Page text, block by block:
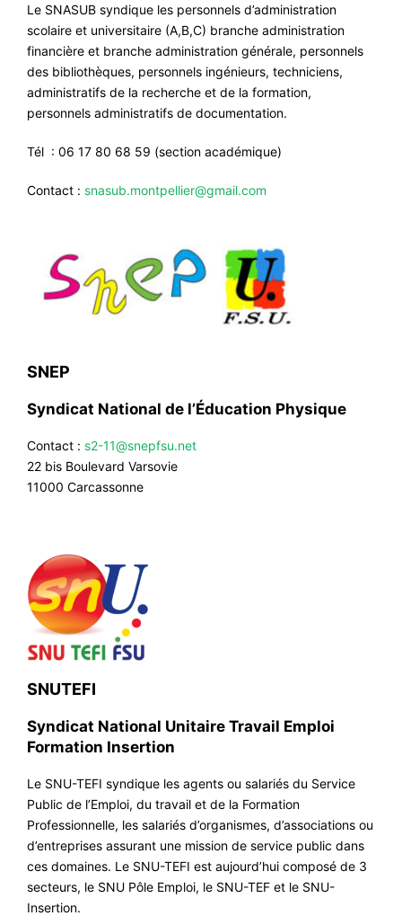
Le SNASUB syndique les personnels d’administration
scolaire et universitaire (A,B,C) branche administration
financière et branche administration générale, personnels
des bibliothèques, personnels ingénieurs, techniciens,
administratifs de la recherche et de la formation,
personnels administratifs de documentation.
Tél : 06 17 80 68 59 (section académique)
Contact : snasub.montpellier@gmail.com
SNEP
Syndicat National de l’Éducation Physique
Contact : s2-11@snepfsu.net
22 bis Boulevard Varsovie
11000 Carcassonne
SNUTEFI
Syndicat National Unitaire Travail Emploi
Formation Insertion
Le SNU-TEFI syndique les agents ou salariés du Service
Public de l’Emploi, du travail et de la Formation
Professionnelle, les salariés d’organismes, d’associations ou
d’entreprises assurant une mission de service public dans
ces domaines. Le SNU-TEFI est aujourd’hui composé de 3
secteurs, le SNU Pôle Emploi, le SNU-TEF et le SNU-
Insertion.